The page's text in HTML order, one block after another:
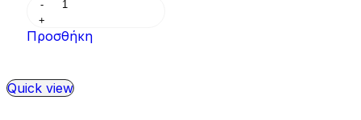
Προσθήκη
Quick view